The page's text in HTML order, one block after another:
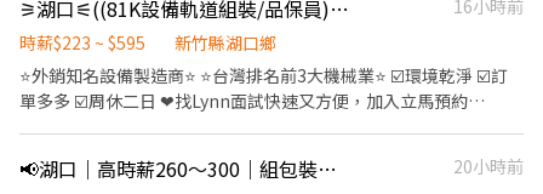
4_〈導師〉 同高階職人福利外，額外有高額團隊獎金收入 2.以夥伴
收入作為舉例： 1_〈家適員〉不含面試錄取當月份 月工作20-22天
平均收入 3 ~ 4萬 2_〈家適職人〉 月工作20-22天 平均收入 4.3 ~
5.3萬 3_〈高階職人〉 月工作20-22天 平均收入 5 ~ 7萬 【基本福
業者沒有的福利】 1. 積分獎勵免費兌換日用品。 2. 定期團體聚會、
16:00 或 晚班 16:00-22:00 ，豐富你的空閒時間。 這麼好的工作與
福利 還不來加入我們嗎？ ｜ 喬桌子新美式餐廳 ｜ 皿富器食日式定
食刨冰 ｜ 艾昇小館中西創意餐酒館 聯合招募
有站有坐，無塵衣依部門分配) 🟢【休假制度】：四休二【月休10
天】 🟢【發薪制度】：每月1號發薪❤️可週領/日領 【薪資待遇】 日
班08:00-20:00(實際工時10H)薪約→$40,460~$44,350起 夜班
20:00-08:00(實際工時10H)薪約→$48,780~$54,640起 【休假方
式】做4天休2天 12小時 每2小時就休息15分鐘/2餐吃飯時間各45分
豐鄉中崙村290號
⚞湖口⚟((81K設備軌道組裝/品保員))【工作超簡單】最高可預支一萬#LL
16小時前
時薪$223 ~ $595
新竹縣湖口鄉
⭐️外銷知名設備製造商⭐️ ⭐️台灣排名前3大機械業⭐️ ☑️環境乾淨 ☑️訂
單多多 ☑️周休二日 ❤找Lynn面試快速又方便，加入立馬預約
☄工作需求 :防塵衣(類似醫師袍)/久站/搬重 ☄上班時段 : 日班
📢湖口｜高時薪260～300｜組包裝人員｜休六日
20小時前